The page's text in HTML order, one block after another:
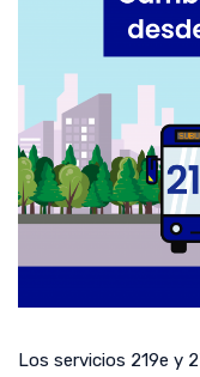
Los servicios 219e y